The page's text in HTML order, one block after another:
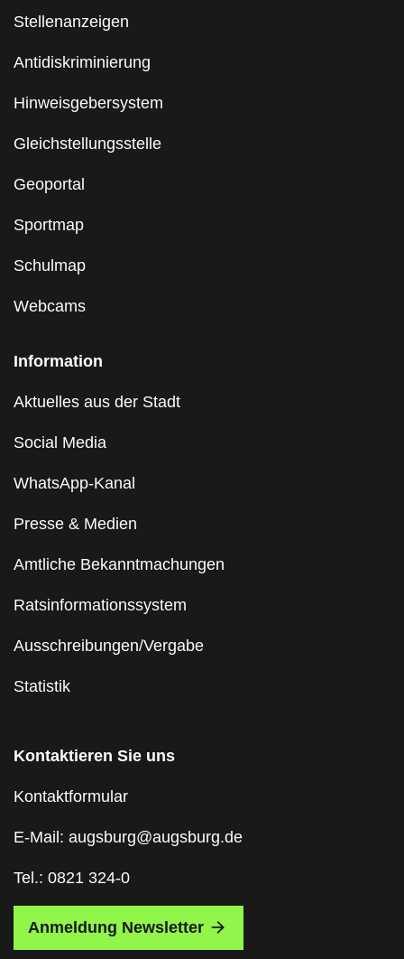
Stellenanzeigen
Antidiskriminierung
Hinweisgebersystem
Gleichstellungsstelle
Geoportal
Sportmap
Schulmap
Webcams
Information
Aktuelles aus der Stadt
Social Media
WhatsApp-Kanal
Presse & Medien
Amtliche Bekanntmachungen
Ratsinformationssystem
Ausschreibungen/Vergabe
Statistik
Kontaktieren Sie uns
Kontaktformular
E-Mail: augsburg@augsburg.de
Tel.: 0821 324-0
Anmeldung Newsletter